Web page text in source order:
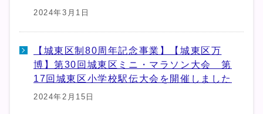
2024年3月1日
【城東区制80周年記念事業】【城東区万
博】第30回城東区ミニ・マラソン大会 第
17回城東区小学校駅伝大会を開催しました
2024年2月15日